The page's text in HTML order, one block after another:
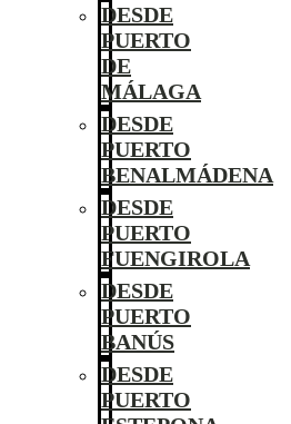
DESDE
PUERTO
DE
MÁLAGA
DESDE
PUERTO
BENALMÁDENA
DESDE
PUERTO
FUENGIROLA
DESDE
PUERTO
BANÚS
DESDE
PUERTO